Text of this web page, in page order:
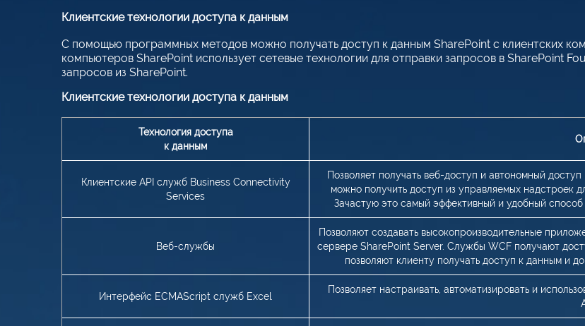
Клиентские технологии доступа к данным
С помощью программных методов можно получать доступ к данным SharePoint с клиентских
компьютеров SharePoint использует сетевые технологии для отправки запросов в SharePoint
запросов из SharePoint.
Клиентские технологии доступа к данным
Технология доступа
к данным
Клиентские API служб Business Connectivity
Services
Позволяет получать веб-доступ и автономный
можно получить доступ из управляемых надстроек
Зачастую это самый эффективный и удобный
Веб-службы
Позволяют создавать высокопроизводительные
сервере SharePoint Server. Службы WCF получают
позволяют клиенту получать доступ к данным и
Интерфейс ECMAScript служб Excel
Позволяет настраивать, автоматизировать и